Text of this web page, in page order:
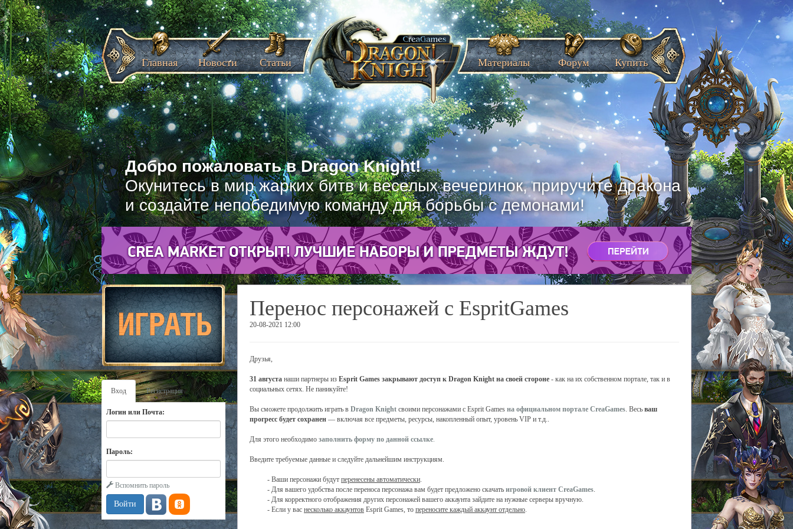
Добро пожаловать в Dragon Knight!
Окунитесь в мир жарких битв и веселых вечеринок, приручите дракона
и создайте непобедимую команду для борьбы с демонами!
Главная Новости Статьи Материалы Форум Купить
Вход Регистрация
Логин или Почта:
Пароль:
Вспомнить пароль
Перенос персонажей с EspritGames
20-08-2021 12:00
Друзья,
31 августа наши партнеры из Esprit Games закрывают доступ к Dragon Knight на своей стороне - как на их собственном портале, так и в
социальных сетях. Не паникуйте!
Вы сможете продолжить играть в Dragon Knight своими персонажами с Esprit Games на официальном портале CreaGames. Весь ваш
прогресс будет сохранен — включая все предметы, ресурсы, накопленный опыт, уровень VIP и т.д..
Для этого необходимо заполнить форму по данной ссылке.
Введите требуемые данные и следуйте дальнейшим инструкциям.
- Ваши персонажи будут перенесены автоматически.
- Для вашего удобства после переноса персонажа вам будет предложено скачать игровой клиент CreaGames.
- Для корректного отображения других персонажей вашего аккаунта зайдите на нужные серверы вручную.
- Если у вас несколько аккаунтов Esprit Games, то переносите каждый аккаунт отдельно.